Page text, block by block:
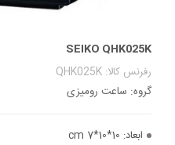
SEIKO QHK025K
رفرنس کالا: QHK025K
گروه: ساعت رومیزی
ابعاد: